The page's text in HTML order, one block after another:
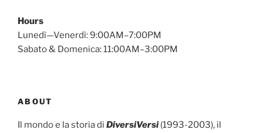
Hours
Lunedì—Venerdì: 9:00AM–7:00PM
Sabato & Domenica: 11:00AM–3:00PM
ABOUT
Il mondo e la storia di DiversiVersi (1993-2003), il